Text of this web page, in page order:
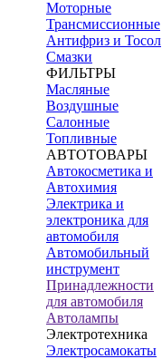
Моторные
Трансмиссионные
Антифриз и Тосол
Смазки
ФИЛЬТРЫ
Масляные
Воздушные
Салонные
Топливные
АВТОТОВАРЫ
Автокосметика и
Автохимия
Электрика и
электроника для
автомобиля
Автомобильный
инструмент
Принадлежности
для автомобиля
Автолампы
Электротехника
Электросамокаты